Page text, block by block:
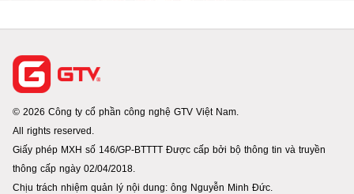
© 2026 Công ty cổ phần công nghệ GTV Việt Nam.
All rights reserved.
Giấy phép MXH số 146/GP-BTTTT Được cấp bởi bộ thông tin và truyền
thông cấp ngày 02/04/2018.
Chịu trách nhiệm quản lý nội dung: ông Nguyễn Minh Đức.